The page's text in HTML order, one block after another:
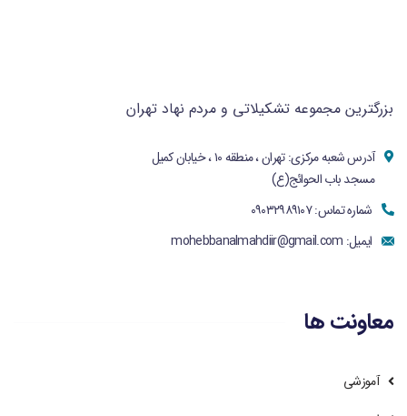
بزرگترین مجموعه تشکیلاتی و مردم نهاد تهران
آدرس شعبه مرکزی: تهران ، منطقه ۱۰ ، خیابان کمیل
مسجد باب الحوائج(ع)
شماره تماس: ۰۹۰۳۲۹۸۹۱۰۷
ایمیل: mohebbanalmahdiir@gmail.com
معاونت ها
آموزشی